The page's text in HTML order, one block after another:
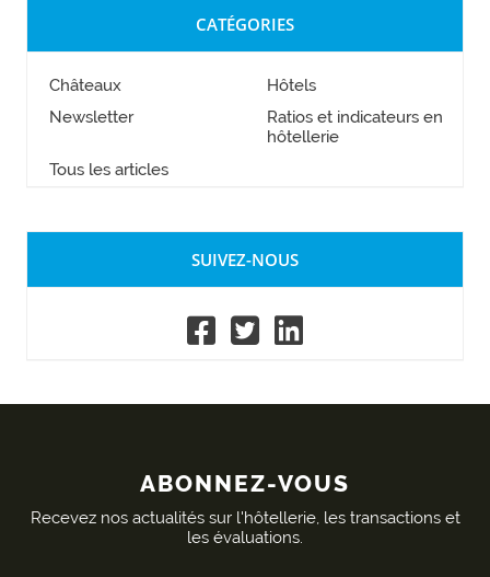
CATÉGORIES
Châteaux
Hôtels
Newsletter
Ratios et indicateurs en
hôtellerie
Tous les articles
SUIVEZ-NOUS
ABONNEZ-VOUS
Recevez nos actualités sur l'hôtellerie, les transactions et
les évaluations.